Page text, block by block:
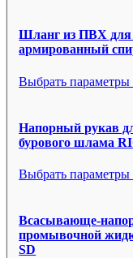
Шланг из ПВХ для
армированный
Выбрать
Напорный рукав
бурового шлама
Выбрать
Всасывающе-
промывочной
SD